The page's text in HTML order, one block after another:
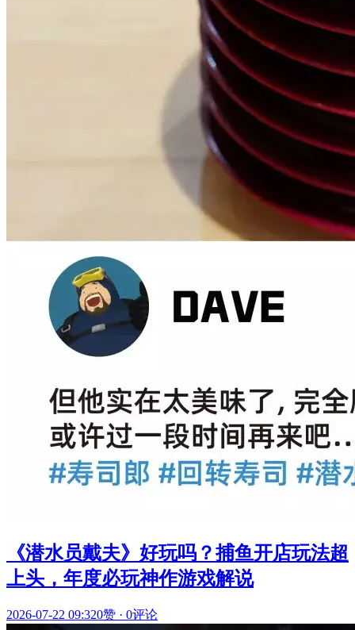
《潜水员戴夫》好玩吗？捕鱼开店玩法超
上头，年度必玩神作游戏解说
2026-07-22 09:320赞 · 0评论